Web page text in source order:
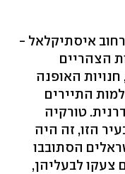
איסתיקלאל -
הצהריים
האופנה
התיירים
טורקיה
הזו, זה היה
הסתובבו
צעקו לבעליהן,